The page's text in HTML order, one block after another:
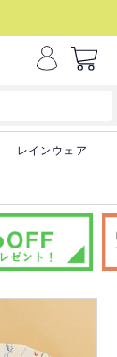
レインウェア